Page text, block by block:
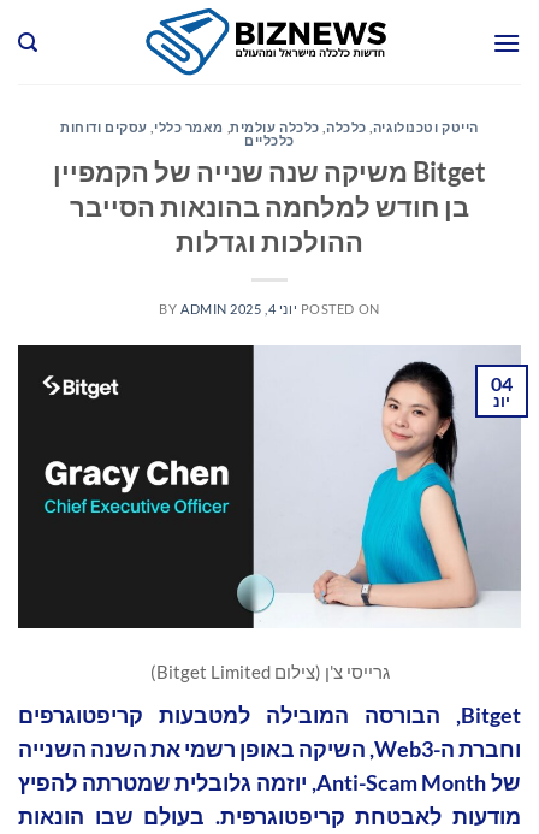
הייטק וטכנולוגיה כלכלה כלכלה עולמית, מאמר כללי עסקים ודוחות
כלכליים
Bitget משיקה שנה שנייה של הקמפיין
בן חודש למלחמה בהונאות הסייבר
ההולכות וגדלות
POSTED ON יוני 4, 2025 BY ADMIN
04
יונ
גרייסי צ'ן (צילום Bitget Limited)
Bitget, הבורסה המובילה למטבעות קריפטוגרפים
וחברת ה-Web3, השיקה באופן רשמי את השנה השנייה
של Anti-Scam Month, יוזמה גלובלית שמטרתה להפיץ
מודעות לאבטחת קריפטוגרפית. בעולם שבו הונאות